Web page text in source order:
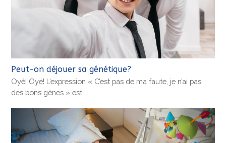
Peut-on déjouer sa génétique?
Oyé! Oyé! L’expression « C’est pas de ma faute, je n’ai pas
des bons gènes » est…